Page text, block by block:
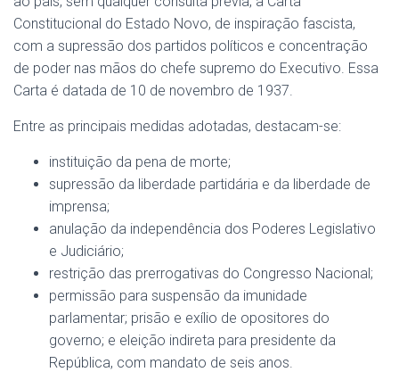
Constitucional do Estado Novo, de inspiração fascista,
com a supressão dos partidos políticos e concentração
de poder nas mãos do chefe supremo do Executivo. Essa
Carta é datada de 10 de novembro de 1937.
Entre as principais medidas adotadas, destacam-se:
instituição da pena de morte;
supressão da liberdade partidária e da liberdade de
imprensa;
anulação da independência dos Poderes Legislativo
e Judiciário;
restrição das prerrogativas do Congresso Nacional;
permissão para suspensão da imunidade
parlamentar; prisão e exílio de opositores do
governo; e eleição indireta para presidente da
República, com mandato de seis anos.